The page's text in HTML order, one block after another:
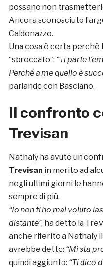
possano non
Ancora sconosciuto
Caldonazzo.
Una cosa è certa perchè
“sbroccato”: “Ti parte
Perché a me quello è
parlando con Basciano.
Il confronto
Trevisan
Nathaly ha avuto un
Trevisan in merito ad
negli ultimi giorni le
sempre di più.
“Io non ti ho mai voluto
distante”, ha detto la
anche riferito a Nathaly
avrebbe detto: “Mi sta
quindi aggiunto: “Ti dico